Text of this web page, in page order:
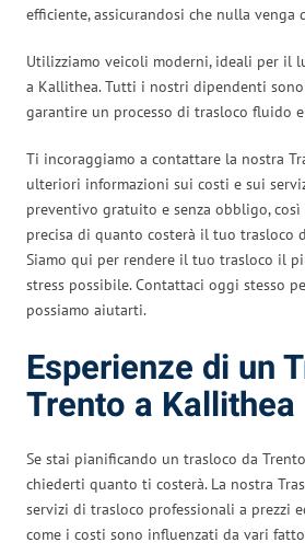
efficiente, assicurandosi che nulla venga
Utilizziamo veicoli moderni, ideali per il
a Kallithea. Tutti i nostri dipendenti
garantire un processo di trasloco fluido e
Ti incoraggiamo a contattare la nostra
ulteriori informazioni sui costi e sui
preventivo gratuito e senza obbligo, così
precisa di quanto costerà il tuo trasloco
Siamo qui per rendere il tuo trasloco il
stress possibile. Contattaci oggi stesso
possiamo aiutarti.
Esperienze di un
Trento a Kallithea
Se stai pianificando un trasloco da
chiederti quanto ti costerà. La nostra
servizi di trasloco professionali a prezzi
come i costi sono influenzati da vari